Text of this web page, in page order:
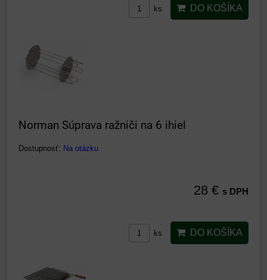
ks DO KOŠÍKA
Norman Súprava ražniči na 6 ihiel
Dostupnosť: Na otázku
28 € s DPH
ks DO KOŠÍKA